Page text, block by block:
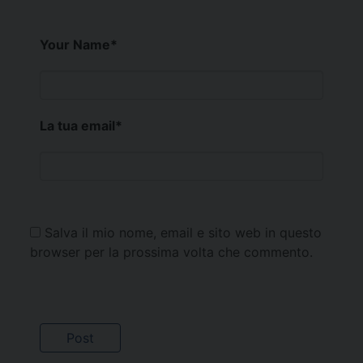
Your Name*
La tua email*
Salva il mio nome, email e sito web in questo
browser per la prossima volta che commento.